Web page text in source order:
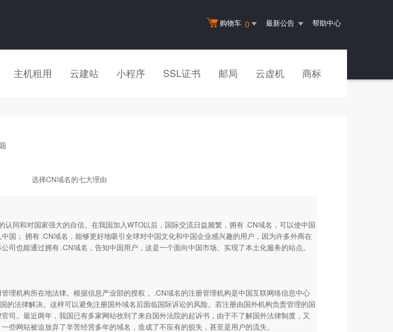
购物车 0 最新公告 帮助中心
主机租用 云建站 小程序 SSL证书 邮局 云虚机 商标
选择CN域名的七大理由
同和对国家强大的自信。在我国加入WTO以后，国际交流日益频繁，拥有 .CN域名，可以使中国
国； 拥有 .CN域名，能够更好地吸引全球对中国文化和中国企业感兴趣的用户，因为许多外商在
司也能通过拥有 .CN域名，告知中国用户，这是一个面向中国市场、实现了本土化服务的站点。
机构所在地法律。根据信息产业部的授权， .CN域名的注册管理机构是中国互联网络信息中心
的法律解决。这样可以避免注册国外域名后面临国际诉讼的风险。若注册由国外机构负责管理的国
司。最近两年，我国已有多家网站收到了来自国外法院的起诉书，由于不了解国外法律制度，又
些网站被迫放弃了辛苦经营多年的域名，造成了不应有的损失，甚至是用户的流失。